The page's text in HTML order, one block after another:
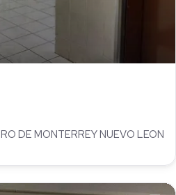
DE MONTERREY NUEVO LEON